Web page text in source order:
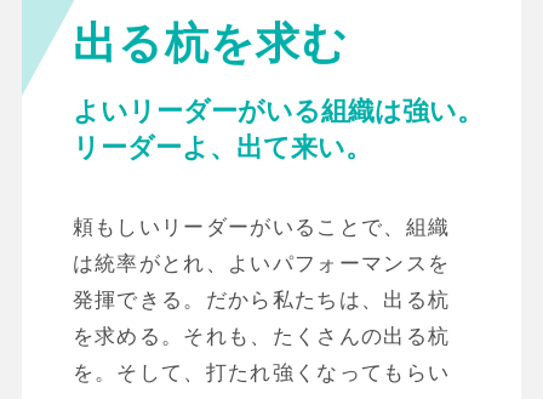
出る杭を求む
よいリーダーがいる組織は強い。
リーダーよ、出て来い。
頼もしいリーダーがいることで、組織
は統率がとれ、よいパフォーマンスを
発揮できる。だから私たちは、出る杭
を求める。それも、たくさんの出る杭
を。そして、打たれ強くなってもらい